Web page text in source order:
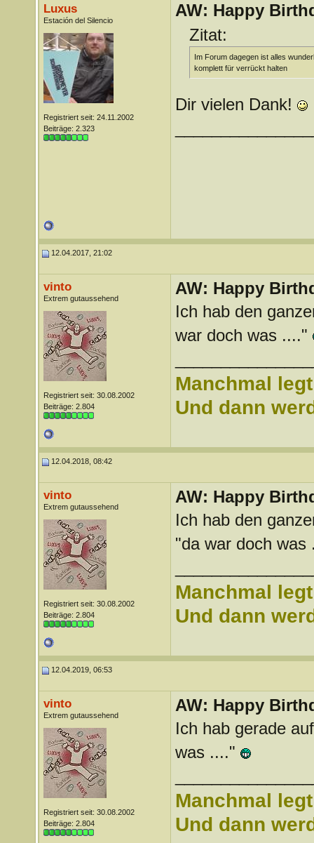
Luxus
Estación del Silencio
Registriert seit: 24.11.2002
Beiträge: 2.323
AW: Happy
Zitat:
Im Forum dagegen ist alles
komplett für verrückt halten
Dir vielen Dank!
12.04.2017, 21:02
vinto
Extrem gutaussehend
Registriert seit: 30.08.2002
Beiträge: 2.804
AW: Happy
Ich hab den
war doch was ...."
Manchmal
Und dann
12.04.2018, 08:42
vinto
Extrem gutaussehend
Registriert seit: 30.08.2002
Beiträge: 2.804
AW: Happy
Ich hab den
"da war doch
Manchmal
Und dann
12.04.2019, 06:53
vinto
Extrem gutaussehend
Registriert seit: 30.08.2002
Beiträge: 2.804
AW: Happy
Ich hab gerade
was ...."
Manchmal
Und dann